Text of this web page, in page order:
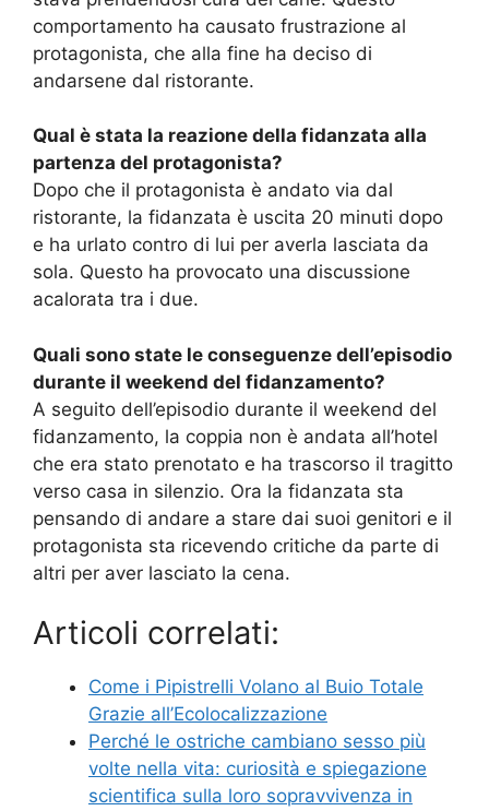
comportamento ha causato frustrazione al
protagonista, che alla fine ha deciso di
andarsene dal ristorante.
Qual è stata la reazione della fidanzata alla
partenza del protagonista?
Dopo che il protagonista è andato via dal
ristorante, la fidanzata è uscita 20 minuti dopo
e ha urlato contro di lui per averla lasciata da
sola. Questo ha provocato una discussione
acalorata tra i due.
Quali sono state le conseguenze dell’episodio
durante il weekend del fidanzamento?
A seguito dell’episodio durante il weekend del
fidanzamento, la coppia non è andata all’hotel
che era stato prenotato e ha trascorso il tragitto
verso casa in silenzio. Ora la fidanzata sta
pensando di andare a stare dai suoi genitori e il
protagonista sta ricevendo critiche da parte di
altri per aver lasciato la cena.
Articoli correlati:
Come i Pipistrelli Volano al Buio Totale
Grazie all’Ecolocalizzazione
Perché le ostriche cambiano sesso più
volte nella vita: curiosità e spiegazione
scientifica sulla loro sopravvivenza in